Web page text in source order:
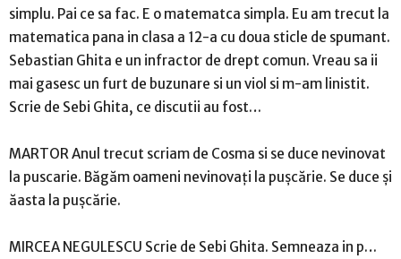
simplu. Pai ce sa fac. E o matematca simpla. Eu am trecut la
matematica pana in clasa a 12-a cu doua sticle de spumant.
Sebastian Ghita e un infractor de drept comun. Vreau sa ii
mai gasesc un furt de buzunare si un viol si m-am linistit.
Scrie de Sebi Ghita, ce discutii au fost…
MARTOR Anul trecut scriam de Cosma si se duce nevinovat
la puscarie. Băgăm oameni nevinovaţi la puşcărie. Se duce şi
ăasta la puşcărie.
MIRCEA NEGULESCU Scrie de Sebi Ghita. Semneaza in p…